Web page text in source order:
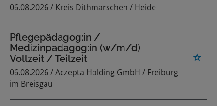
06.08.2026 / Kreis Dithmarschen / Heide
Pflegepädagog:in /
Medizinpädagog:in (w/m/d)
Vollzeit / Teilzeit
06.08.2026 /Aczepta Holding GmbH / Freiburg
im Breisgau